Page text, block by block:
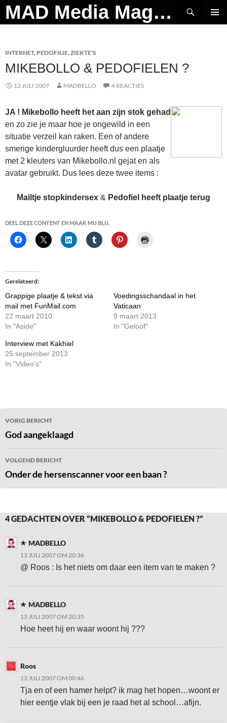
Ga
naar
MAD Media Magazine
Zoeken
INTERNET,PEDOFILIE,ZIEKTE'S
MIKEBOLLO & PEDOFIELEN ?
12 JULI 2007 MADBELLO 4 REACTIES
JA ! Mikebollo heeft het aan zijn stok gehad
en zo zie je maar hoe je ongewild in een
situatie verzeil kan raken. Een of andere
smerige kindergluurder heeft dus een plaatje
met 2 kleuters van Mikebollo.nl gejat en als
avatar gebruikt. Dus lees deze twee items :
Mailtje stopkindersex & Pedofiel heeft plaatje terug
DEEL DEZE CONTENT EN MAAK MIJ BLIJ.
Gerelateerd
Grappige plaatje & tekst via
mail met FunMail.com
22 maart 2010
In "Aside"
Voedingsschandaal in het
Vaticaan
9 maart 2013
In "Geloof"
Interview met Kakhiel
25 september 2013
In "Video's"
Bericht
navigatie
VORIG BERICHT
God aangeklaagd
VOLGEND BERICHT
Onder de hersenscanner voor een baan ?
4 GEDACHTEN OVER “MIKEBOLLO & PEDOFIELEN ?”
MADBELLO
13 JULI 2007 OM 20:36
@ Roos : Is het niets om daar een item van te maken ?
MADBELLO
13 JULI 2007 OM 20:35
Hoe heet hij en waar woont hij ???
Roos
13 JULI 2007 OM 00:46
Tja en of een hamer helpt? ik mag het hopen…woont er
hier eentje vlak bij een je raad het al school…afijn.